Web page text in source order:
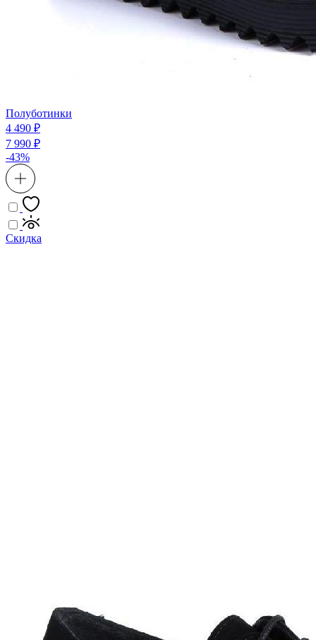
Полуботинки
4 490 ₽
7 990 ₽
-43%
Скидка